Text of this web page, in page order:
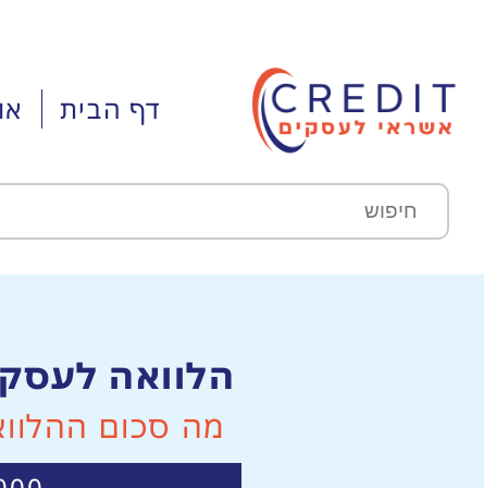
דף הבית
הלוואה
מה סכום